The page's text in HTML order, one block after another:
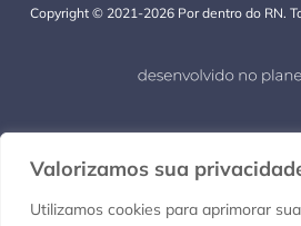
Valorizamos sua
Utilizamos cookies para aprimorar
Copyright © 2021-2026 Por dentro do RN.